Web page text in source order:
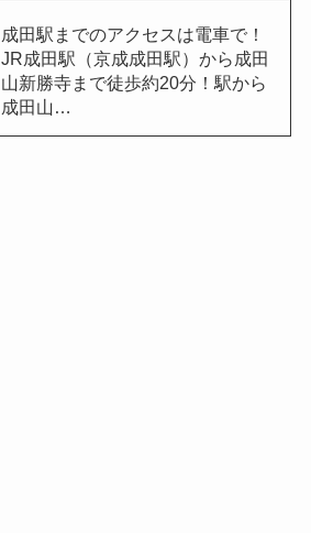
成田駅までのアクセスは電車で！
JR成田駅（京成成田駅）から成田
山新勝寺まで徒歩約20分！駅から
成田山…